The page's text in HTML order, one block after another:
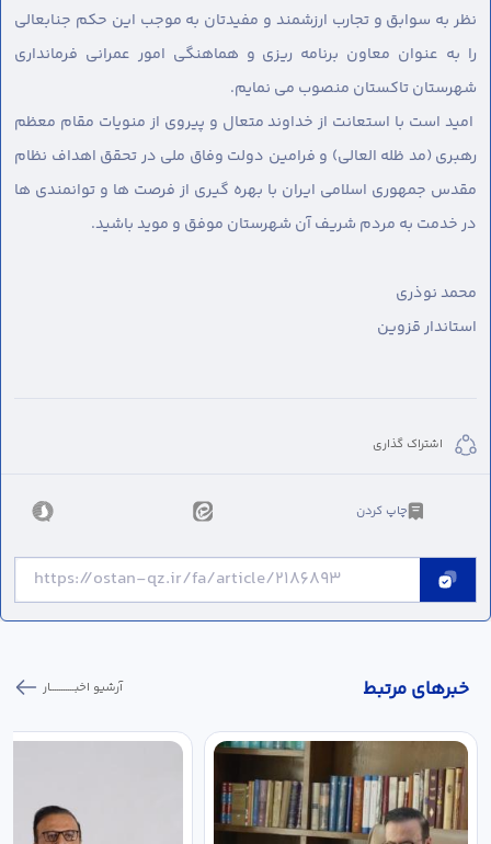
نظر به سوابق و تجارب ارزشمند و مفیدتان به موجب این حکم جنابعالی
را به عنوان معاون برنامه ریزی و هماهنگی امور عمرانی فرمانداری
شهرستان تاکستان منصوب می نمایم.
امید است با استعانت از خداوند متعال و پیروی از منویات مقام معظم
رهبری (مد ظله العالي) و فرامین دولت وفاق ملی در تحقق اهداف نظام
مقدس جمهوری اسلامی ایران با بهره گیری از فرصت ها و توانمندی ها
در خدمت به مردم شریف آن شهرستان موفق و موید باشید.
محمد نوذری
استاندار قزوین
اشتراک گذاری
چاپ کردن
خبر‌های مرتبط آرشیو اخبـــــــــــار